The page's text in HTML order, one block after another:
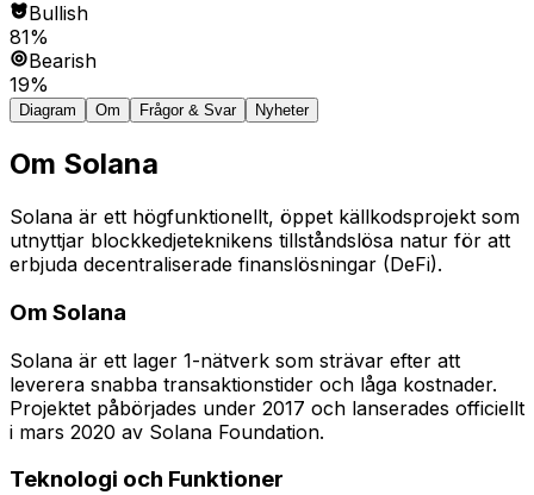
Bullish
81%
Bearish
19%
Diagram Om Frågor & Svar Nyheter
Om Solana
Solana är ett högfunktionellt, öppet källkodsprojekt som
utnyttjar blockkedjeteknikens tillståndslösa natur för att
erbjuda decentraliserade finanslösningar (DeFi).
Om Solana
Solana är ett lager 1-nätverk som strävar efter att
leverera snabba transaktionstider och låga kostnader.
Projektet påbörjades under 2017 och lanserades officiellt
i mars 2020 av Solana Foundation.
Teknologi och Funktioner